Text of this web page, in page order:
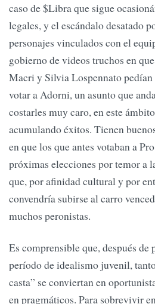
caso de $Libra que sigue
legales, y el escándalo desatado
personajes vinculados con el
gobierno de videos truchos en
Macri y Silvia Lospennato pedían
votar a Adorni, un asunto que
costarles muy caro, en este
acumulando éxitos. Tienen
en que los que antes votaban a
próximas elecciones por temor a
que, por afinidad cultural y por
convendría subirse al carro
muchos peronistas.
Es comprensible que, después
período de idealismo juvenil,
casta” se conviertan en
en pragmáticos. Para sobrevivir